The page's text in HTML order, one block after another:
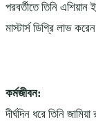
পরবর্তীতে তিনি এশিয়ান
মাস্টার্স ডিগ্রি লাভ
কর্মজীবন:
দীর্ঘদিন ধরে তিনি